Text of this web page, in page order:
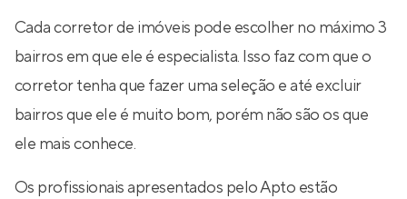
Cada corretor de imóveis pode escolher no máximo 3
bairros em que ele é especialista. Isso faz com que o
corretor tenha que fazer uma seleção e até excluir
bairros que ele é muito bom, porém não são os que
ele mais conhece.
Os profissionais apresentados pelo Apto estão